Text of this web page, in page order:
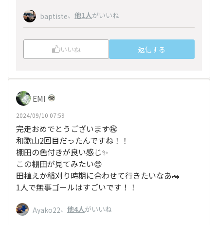
baptiste、 他1人がいいね
いいね 返信する
EMI
2024/09/10 07:59
完走おめでとうございます㊗️
和歌山2回目だったんですね！！
棚田の色付きが良い感じ✨
この棚田が見てみたい😍
田植えか稲刈り時期に合わせて行きたいなあ🚗
1人で無事ゴールはすごいです！！
Ayako22、 他4人がいいね